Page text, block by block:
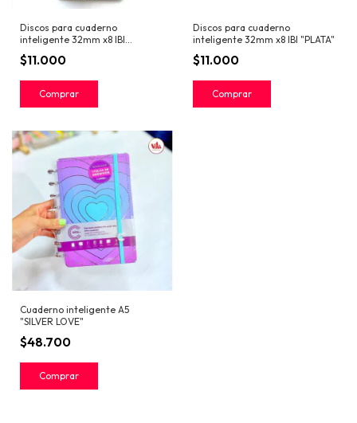
Discos para cuaderno
inteligente 32mm x8 IBI
$11.000
Discos para cuaderno
inteligente 32mm x8 IBI "PLATA"
$11.000
Cuaderno inteligente A5
"SILVER LOVE"
$48.700